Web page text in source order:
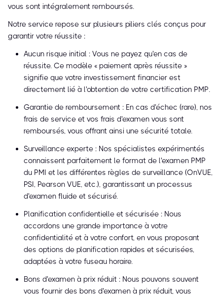
vous sont intégralement remboursés.
Notre service repose sur plusieurs piliers clés conçus pour
garantir votre réussite :
Aucun risque initial : Vous ne payez qu'en cas de
réussite. Ce modèle « paiement après réussite »
signifie que votre investissement financier est
directement lié à l'obtention de votre certification PMP.
Garantie de remboursement : En cas d'échec (rare), nos
frais de service et vos frais d'examen vous sont
remboursés, vous offrant ainsi une sécurité totale.
Surveillance experte : Nos spécialistes expérimentés
connaissent parfaitement le format de l'examen PMP
du PMI et les différentes règles de surveillance (OnVUE,
PSI, Pearson VUE, etc.), garantissant un processus
d'examen fluide et sécurisé.
Planification confidentielle et sécurisée : Nous
accordons une grande importance à votre
confidentialité et à votre confort, en vous proposant
des options de planification rapides et sécurisées,
adaptées à votre fuseau horaire.
Bons d'examen à prix réduit : Nous pouvons souvent
vous fournir des bons d'examen à prix réduit, vous